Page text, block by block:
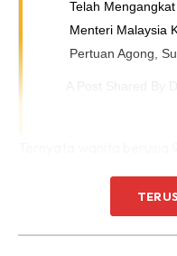
Telah
Menteri Malaysia
Pertuan Agong,
tidak pernah
Menteri, sebaliknya
membantunya.
Hasmah berkata